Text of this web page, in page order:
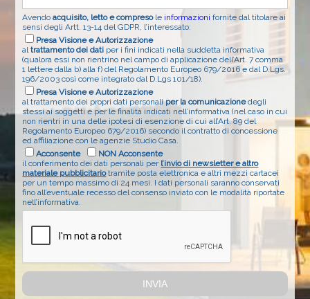
Avendoacquisito, letto e compresole informazioni fornite dal titolare ai
sensi degli Artt. 13-14 del GDPR, l’interessato:
Presa Visione e Autorizzazione
altrattamento dei dati per i fini indicati nella suddetta informativa
(qualora essi non rientrino nel campo di applicazione dell’Art. 7 comma
1 lettere dalla b) alla f) del Regolamento Europeo 679/2016 e dal D.Lgs.
196/2003 così come integrato dal D.Lgs 101/18).
Presa Visione e Autorizzazione
al trattamento dei propri dati personaliper la comunicazionedegli
stessi ai soggetti e per le finalità indicati nell’informativa (nel caso in cui
non rientri in una delle ipotesi di esenzione di cui all’Art. 89 del
Regolamento Europeo 679/2016) secondo il contratto di concessione
ed affiliazione con le agenzie Studio Casa.
Acconsente
NON Acconsente
il conferimento dei dati personali per l’invio di newsletter e altro
materiale pubblicitariotramite posta elettronica e altri mezzi cartacei
per un tempo massimo di 24 mesi. I dati personali saranno conservati
fino all’eventuale recesso del consenso inviato con le modalità riportate
nell’informativa.